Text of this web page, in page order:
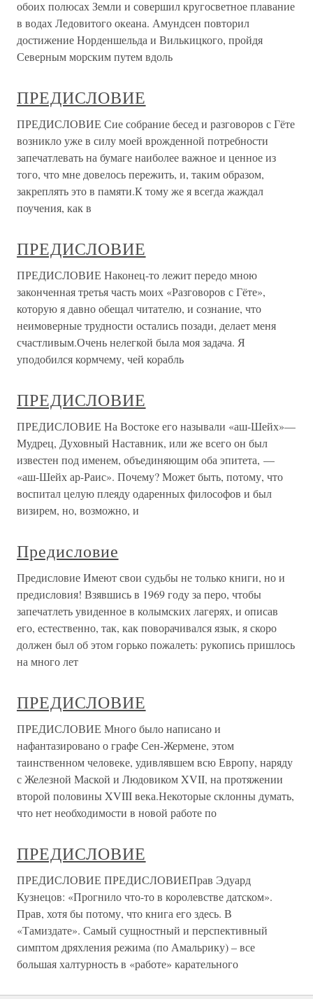
обоих полюсах Земли и совершил кругосветное плавание
в водах Ледовитого океана. Амундсен повторил
достижение Норденшельда и Вилькицкого, пройдя
Северным морским путем вдоль
ПРЕДИСЛОВИЕ
ПРЕДИСЛОВИЕ Сие собрание бесед и разговоров с Гёте
возникло уже в силу моей врожденной потребности
запечатлевать на бумаге наиболее важное и ценное из
того, что мне довелось пережить, и, таким образом,
закреплять это в памяти.К тому же я всегда жаждал
поучения, как в
ПРЕДИСЛОВИЕ
ПРЕДИСЛОВИЕ Наконец-то лежит передо мною
законченная третья часть моих «Разговоров с Гёте»,
которую я давно обещал читателю, и сознание, что
неимоверные трудности остались позади, делает меня
счастливым.Очень нелегкой была моя задача. Я
уподобился кормчему, чей корабль
ПРЕДИСЛОВИЕ
ПРЕДИСЛОВИЕ На Востоке его называли «аш-Шейх»—
Мудрец, Духовный Наставник, или же всего он был
известен под именем, объединяющим оба эпитета, —
«аш-Шейх ар-Раис». Почему? Может быть, потому, что
воспитал целую плеяду одаренных философов и был
визирем, но, возможно, и
Предисловие
Предисловие Имеют свои судьбы не только книги, но и
предисловия! Взявшись в 1969 году за перо, чтобы
запечатлеть увиденное в колымских лагерях, и описав
его, естественно, так, как поворачивался язык, я скоро
должен был об этом горько пожалеть: рукопись пришлось
на много лет
ПРЕДИСЛОВИЕ
ПРЕДИСЛОВИЕ Много было написано и
нафантазировано о графе Сен-Жермене, этом
таинственном человеке, удивлявшем всю Европу, наряду
с Железной Маской и Людовиком XVII, на протяжении
второй половины XVIII века.Некоторые склонны думать,
что нет необходимости в новой работе по
ПРЕДИСЛОВИЕ
ПРЕДИСЛОВИЕ ПРЕДИСЛОВИЕПрав Эдуард
Кузнецов: «Прогнило что-то в королевстве датском».
Прав, хотя бы потому, что книга его здесь. В
«Тамиздате». Самый сущностный и перспективный
симптом дряхления режима (по Амальрику) – все
большая халтурность в «работе» карательного